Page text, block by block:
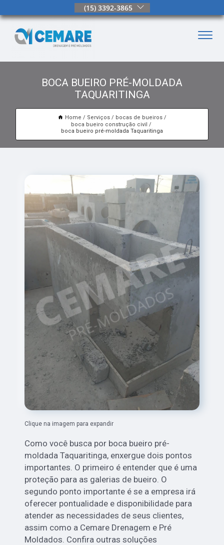
(15) 3392-3865
BOCA BUEIRO PRÉ-MOLDADA
TAQUARITINGA
Home Serviços
bocas de bueiros
boca bueiro construção civil
boca bueiro pré-moldada Taquaritinga
Clique na imagem para expandir
Como você busca por boca bueiro pré-
moldada Taquaritinga, enxergue dois pontos
importantes. O primeiro é entender que é uma
proteção para as galerias de bueiro. O
segundo ponto importante é se a empresa irá
oferecer pontualidade e disponibilidade para
atender as necessidades de seus clientes,
assim como a Cemare Drenagem e Pré
Moldados. Confira outras soluções